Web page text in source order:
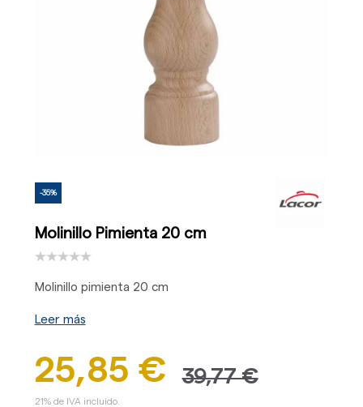
-35%
Molinillo Pimienta 20 cm
Molinillo pimienta 20 cm
Leer más
25,85 € 39,77 €
21% de IVA incluido.